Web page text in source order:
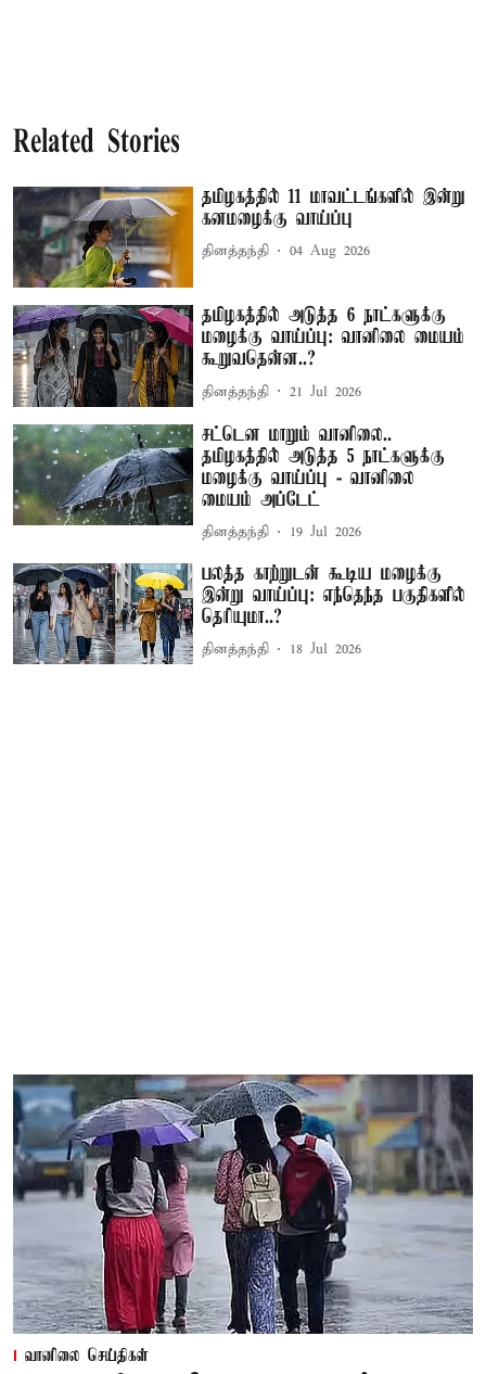
Related Stories
தமிழகத்தில் 11 மாவட்டங்களில் இன்று
கனமழைக்கு வாய்ப்பு
தினத்தந்தி 04 Aug 2026
தமிழகத்தில் அடுத்த 6 நாட்களுக்கு
மழைக்கு வாய்ப்பு: வானிலை மையம்
கூறுவதென்ன..?
தினத்தந்தி 21 Jul 2026
சட்டென மாறும் வானிலை..
தமிழகத்தில் அடுத்த 5 நாட்களுக்கு
மழைக்கு வாய்ப்பு - வானிலை
மையம் அப்டேட்
தினத்தந்தி 19 Jul 2026
பலத்த காற்றுடன் கூடிய மழைக்கு
இன்று வாய்ப்பு: எந்தெந்த பகுதிகளில்
தெரியுமா..?
தினத்தந்தி 18 Jul 2026
வானிலை செய்திகள்